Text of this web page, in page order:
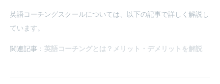
英語コーチングスクールについては、以下の記事で詳しく解説し
ています。
関連記事： 英語コーチングとは？メリット・デメリットを解説